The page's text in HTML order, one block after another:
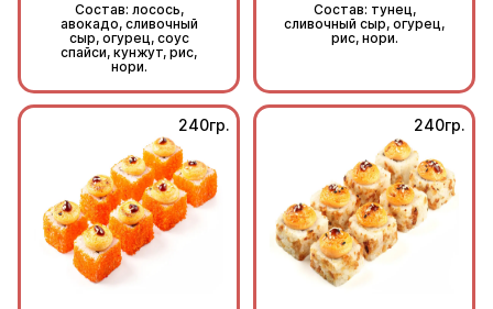
Состав: лосось,
авокадо, сливочный
сыр, огурец, соус
спайси, кунжут, рис,
нори.
Состав: тунец,
сливочный сыр, огурец,
рис, нори.
240гр. 240гр.